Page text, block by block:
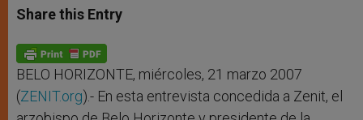
t
s
p
p
s
e
g
e
r
e
b
o
k
Share this Entry
BELO HORIZONTE, miércoles, 21 marzo 2007
(ZENIT.org).- En esta entrevista concedida a Zenit, el